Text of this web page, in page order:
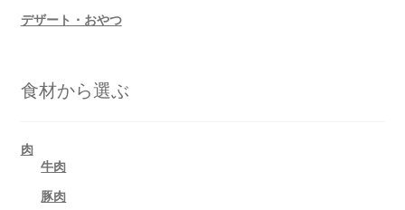
デザート・おやつ
食材から選ぶ
肉
牛肉
豚肉